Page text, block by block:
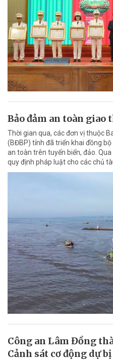
Bảo đảm an toàn giao
Thời gian qua, các đơn vị thuộc
(BĐBP) tỉnh đã triển khai đồng
an toàn trên tuyến biển, đảo.
quy định pháp luật cho các chủ
Công an Lâm Đồng
Cảnh sát cơ động dự